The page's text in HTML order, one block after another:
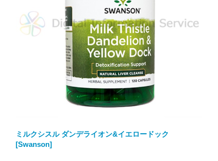
ミルクシスル ダンデライオン&イエロードック
[Swanson]